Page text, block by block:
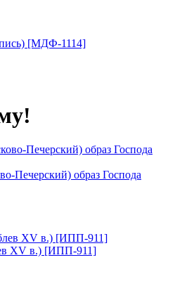
[МДФ-1114]
Печерский) образ Господа
XV в.) [ИПП-911]